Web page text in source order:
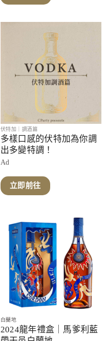
伏特加｜調酒篇
多樣口感的伏特加為你調
出多變特調！
Ad
立即前往
白蘭地
2024龍年禮盒｜馬爹利藍